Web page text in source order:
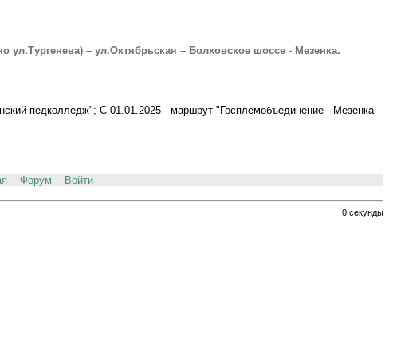
– ул.Октябрьская – Болховское шоссе - Мезенка.
педколледж"; С 01.01.2025 - маршрут "Госплемобъединение - Мезенка
Форум Войти
0 секунды